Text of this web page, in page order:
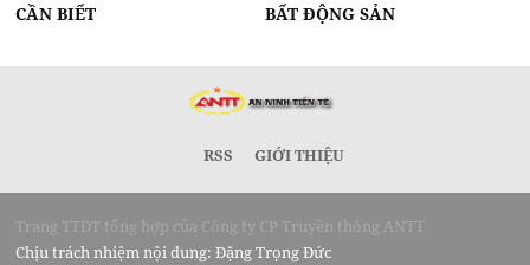
CẦN BIẾT BẤT ĐỘNG SẢN
RSS GIỚI THIỆU
Trang TTĐT tổng hợp của Công ty CP Truyền thông ANTT
Chịu trách nhiệm nội dung: Đặng Trọng Đức